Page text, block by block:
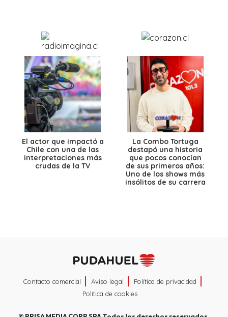
El actor que impactó a
Chile con una de las
interpretaciones más
crudas de la TV
La Combo Tortuga
destapó una historia
que pocos conocían
de sus primeros años:
Uno de los shows más
insólitos de su carrera
Contacto comercial Aviso legal
Política de privacidad
Política de cookies